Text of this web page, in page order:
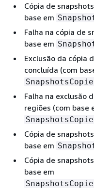
Cópia de
base em
Falha na cópia de
base em
Exclusão da cópia
concluída (com
Falha na exclusão
regiões (com base
Cópia de
base em
Cópia de
base em